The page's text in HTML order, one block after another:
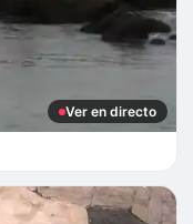
Ver en directo